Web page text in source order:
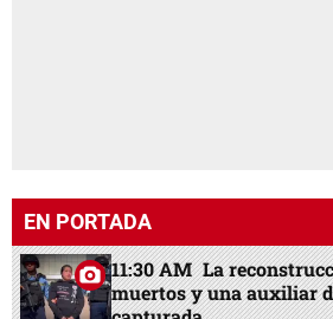
EN PORTADA
11:30 AM La
muertos y una auxiliar